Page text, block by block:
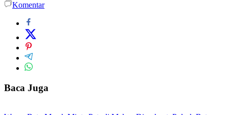
Komentar
Baca Juga